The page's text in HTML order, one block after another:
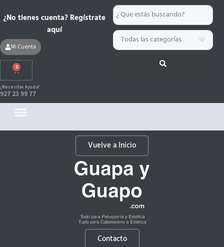
Search
...
¿No tienes cuenta? Regístrate
aquí
Mi Cuenta
0
Carrito
¿Necesitas Ayuda?
927 23 99 77
Vuelve a Inicio
Contacto